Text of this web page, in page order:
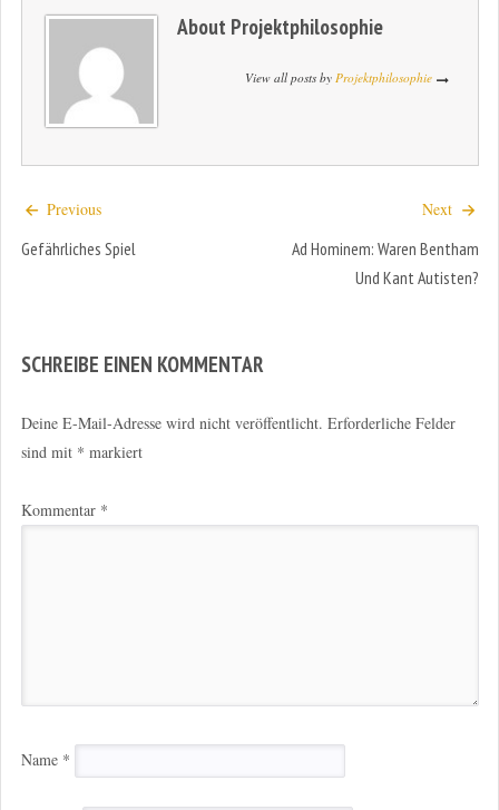
About Projektphilosophie
View all posts by Projektphilosophie
Previous
Gefährliches Spiel
Next
Ad Hominem: Waren Bentham
Und Kant Autisten?
SCHREIBE EINEN KOMMENTAR
Deine E-Mail-Adresse wird nicht veröffentlicht. Erforderliche Felder
sind mit * markiert
Kommentar *
Name *